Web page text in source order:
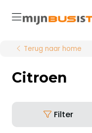
Terug naar home
Citroen
Filter